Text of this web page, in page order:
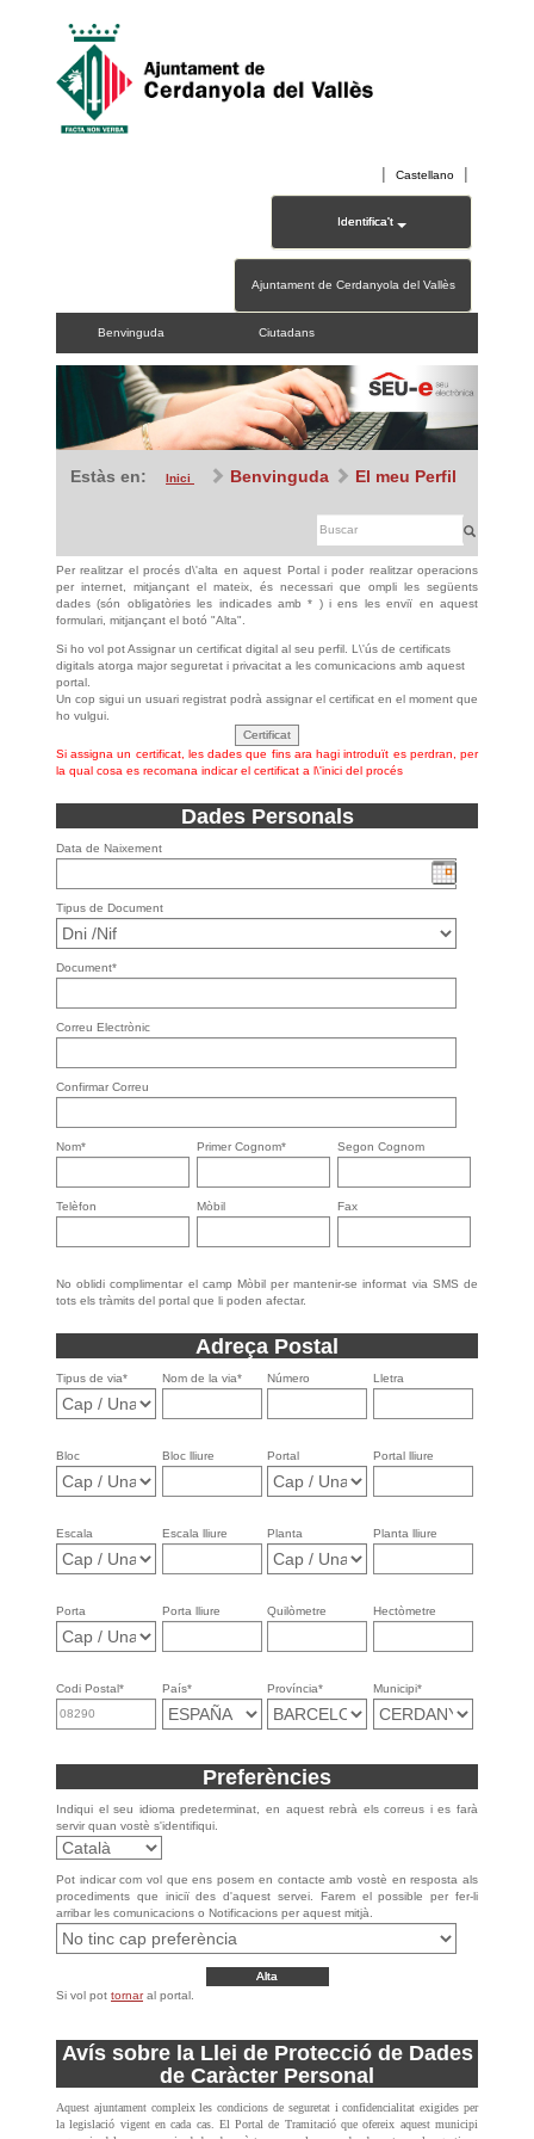
| Castellano |
Identifica't
Ajuntament de Cerdanyola del Vallès
Benvinguda Ciutadans
Previous
Estàs en: Inici Benvinguda El meu Perfil
Per realitzar el procés d\'alta en aquest Portal i poder realitzar operacions
per internet, mitjançant el mateix, és necessari que ompli les següents
dades (són obligatòries les indicades amb * ) i ens les enviï en aquest
formulari, mitjançant el botó "Alta".
Si ho vol pot Assignar un certificat digital al seu perfil. L\'ús de certificats
digitals atorga major seguretat i privacitat a les comunicacions amb aquest
portal.
Un cop sigui un usuari registrat podrà assignar el certificat en el moment que
ho vulgui.
Si assigna un certificat, les dades que fins ara hagi introduït es perdran, per
la qual cosa es recomana indicar el certificat a l\'inici del procés
Dades Personals
Data de Naixement
Tipus de Document
Document*
Correu Electrònic
Confirmar Correu
Nom* Primer Cognom* Segon Cognom
Telèfon Mòbil Fax
No oblidi complimentar el camp Mòbil per mantenir-se informat via SMS de
tots els tràmits del portal que li poden afectar.
Adreça Postal
Tipus de via* Nom de la via* Número Lletra
Bloc Bloc lliure Portal Portal lliure
Escala Escala lliure Planta Planta lliure
Porta Porta lliure Quilòmetre Hectòmetre
Codi Postal* País* Província* Municipi*
Preferències
Indiqui el seu idioma predeterminat, en aquest rebrà els correus i es farà
servir quan vostè s'identifiqui.
Pot indicar com vol que ens posem en contacte amb vostè en resposta als
procediments que iniciï des d'aquest servei. Farem el possible per fer-li
arribar les comunicacions o Notificacions per aquest mitjà.
Si vol pot tornaral portal.
Avís sobre la Llei de Protecció de Dades
de Caràcter Personal
Aquest ajuntament compleix les condicions de seguretat i confidencialitat exigides per
la legislació vigent en cada cas. El Portal de Tramitació que ofereix aquest municipi